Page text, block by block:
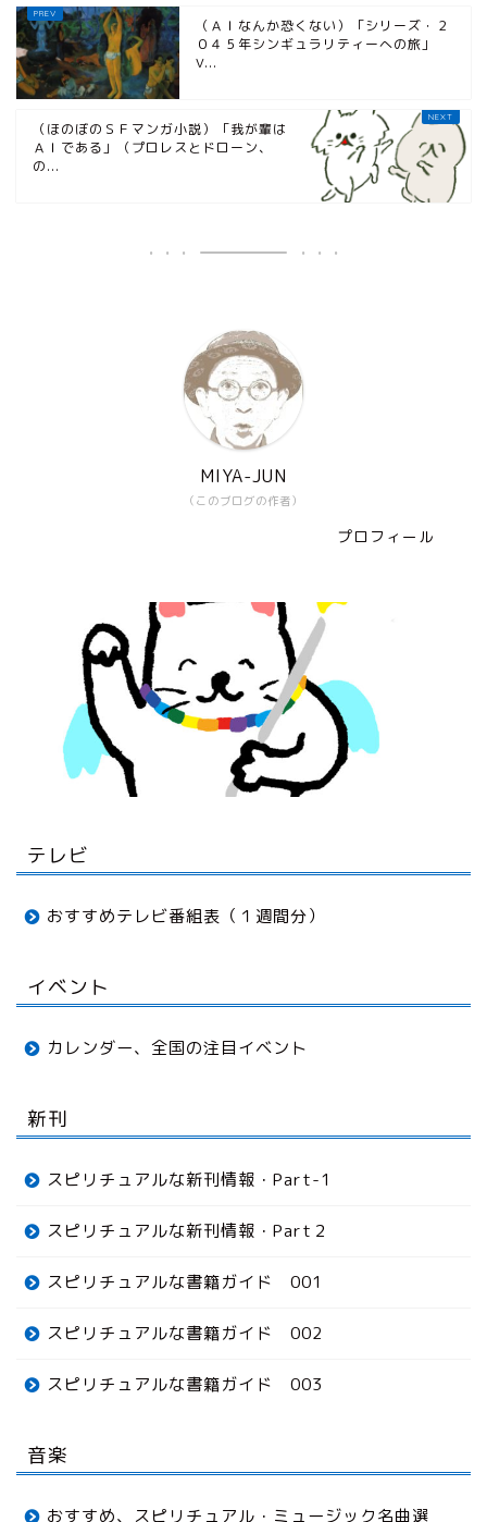
（ＡＩなんか恐くない）「シリーズ・２
０４５年シンギュラリティーへの旅」
V...
（ほのぼのＳＦマンガ小説）「我が輩は
ＡＩである」（プロレスとドローン、
の...
（このブログの作者）
MIYA-JUN
プロフィール
テレビ
おすすめテレビ番組表（１週間分）
イベント
カレンダー、全国の注目イベント
新刊
スピリチュアルな新刊情報・Part-1
スピリチュアルな新刊情報・Part２
スピリチュアルな書籍ガイド 001
スピリチュアルな書籍ガイド 002
スピリチュアルな書籍ガイド 003
音楽
おすすめ、スピリチュアル・ミュージック名曲選